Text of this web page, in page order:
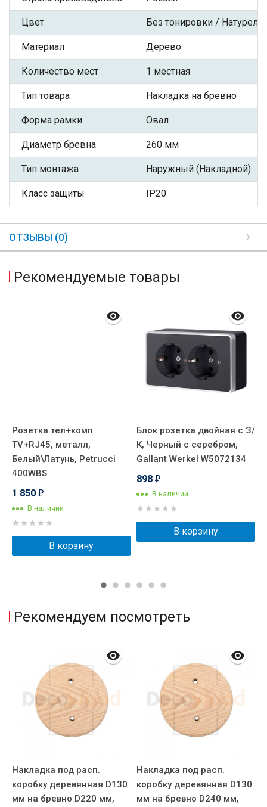
Цвет Без тонировки /
Материал Дерево
Количество мест 1 местная
Тип товара Накладка на бревно
Форма рамки Овал
Диаметр бревна 260 мм
Тип монтажа Наружный (Накладной)
Класс защиты IP20
ОТЗЫВЫ (0)
Рекомендуемые товары
Розетка тел+комп
TV+RJ45, металл,
Белый\Латунь, Petrucci
400WBS
1 850 ₽
В наличии
В корзину
Блок розетка двойная с З/
К, Черный с серебром,
Gallant Werkel W5072134
898 ₽
В наличии
В корзину
Рекомендуем посмотреть
Накладка под расп.
коробку деревянная D130
мм на бревно D220 мм,
Накладка под расп.
коробку деревянная D130
мм на бревно D240 мм,